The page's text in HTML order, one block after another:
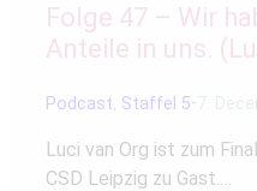
Folge 47 – Wir
Anteile in uns.
Podcast Staffel 5
Luci van Org ist zum
CSD Leipzig zu Gast.…